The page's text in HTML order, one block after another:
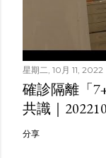
星期二, 10月 11, 2022
確診隔離「
共識｜
分享